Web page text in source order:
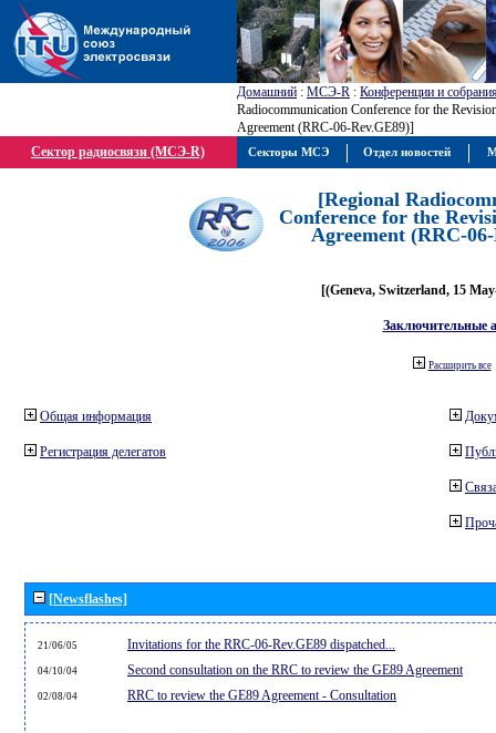
Домашний : МСЭ-R : Конференции и
Radiocommunication Conference for the
Agreement (RRC-06-Rev.GE89)]
Сектор радиосвязи (МСЭ-R)
[Regional
Conference for the
Agreement (RRC-
[(Geneva, Switzerland, 15
Заключительные
Расширить все
Общая информация
Регистрация делегатов
[Newsflashes]
21/06/05 Invitations for the RRC-06-Rev.GE89 dispatched...
04/10/04 Second consultation on the RRC to review the GE89 Agreement
02/08/04 RRC to review the GE89 Agreement - Consultation
Секторы МСЭ Отдел новостей